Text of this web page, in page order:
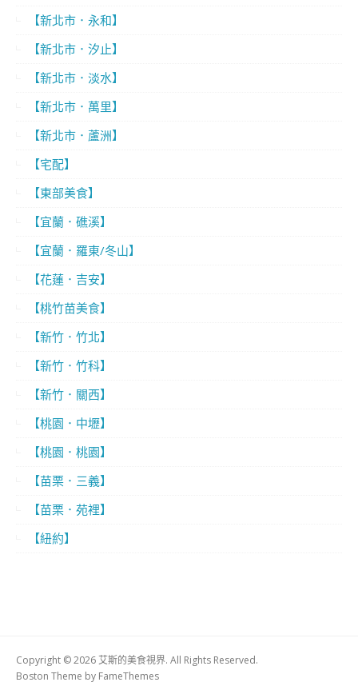
【新北市．永和】
【新北市．汐止】
【新北市．淡水】
【新北市．萬里】
【新北市．蘆洲】
【宅配】
【東部美食】
【宜蘭．礁溪】
【宜蘭．羅東/冬山】
【花蓮．吉安】
【桃竹苗美食】
【新竹．竹北】
【新竹．竹科】
【新竹．關西】
【桃園．中壢】
【桃園．桃園】
【苗栗．三義】
【苗栗．苑裡】
【紐約】
Copyright © 2026 艾斯的美食視界. All Rights Reserved.
Boston Theme by FameThemes